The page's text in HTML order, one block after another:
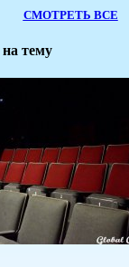
СМОТРЕТЬ ВСЕ
тему